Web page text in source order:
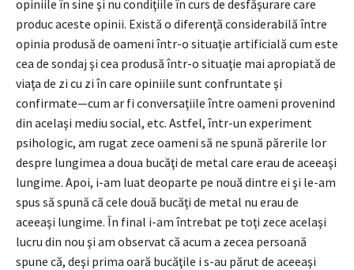
opiniile în sine şi nu condiţiile în curs de desfăşurare care
produc aceste opinii. Există o diferenţă considerabilă între
opinia produsă de oameni într-o situaţie artificială cum este
cea de sondaj şi cea produsă într-o situaţie mai apropiată de
viaţa de zi cu zi în care opiniile sunt confruntate şi
confirmate—cum ar fi conversaţiile între oameni provenind
din acelaşi mediu social, etc. Astfel, într-un experiment
psihologic, am rugat zece oameni să ne spună părerile lor
despre lungimea a doua bucăţi de metal care erau de aceeaşi
lungime. Apoi, i-am luat deoparte pe nouă dintre ei şi le-am
spus să spună că cele două bucăţi de metal nu erau de
aceeaşi lungime. În final i-am întrebat pe toţi zece acelaşi
lucru din nou şi am observat că acum a zecea persoană
spune că, deşi prima oară bucăţile i s-au părut de aceeaşi